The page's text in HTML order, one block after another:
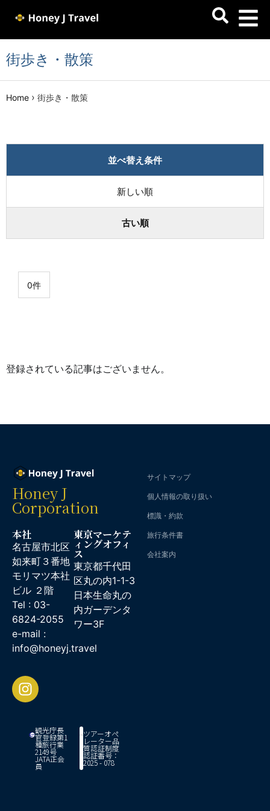
街歩き・散策
Home › 街歩き・散策
並べ替え条件
新しい順
古い順
0件
登録されている記事はございません。
Honey J
Corporation
本社
名古屋市北区
如来町３番地
モリマツ本社
ビル ２階
Tel : 03-
6824-2055
e-mail :
info@honeyj.travel
東京マーケテ
ィングオフィ
ス
東京都千代田
区丸の内1-1-3
日本生命丸の
内ガーデンタ
ワー3F
観光庁長
官登録第1
種旅行業
2149号
JATA正会
員
ツアーオペ
レーター品
質認証制度
認証番号：
2025 - 078
サイトマップ
個人情報の取り扱い
標識・約款
旅行条件書
会社案内